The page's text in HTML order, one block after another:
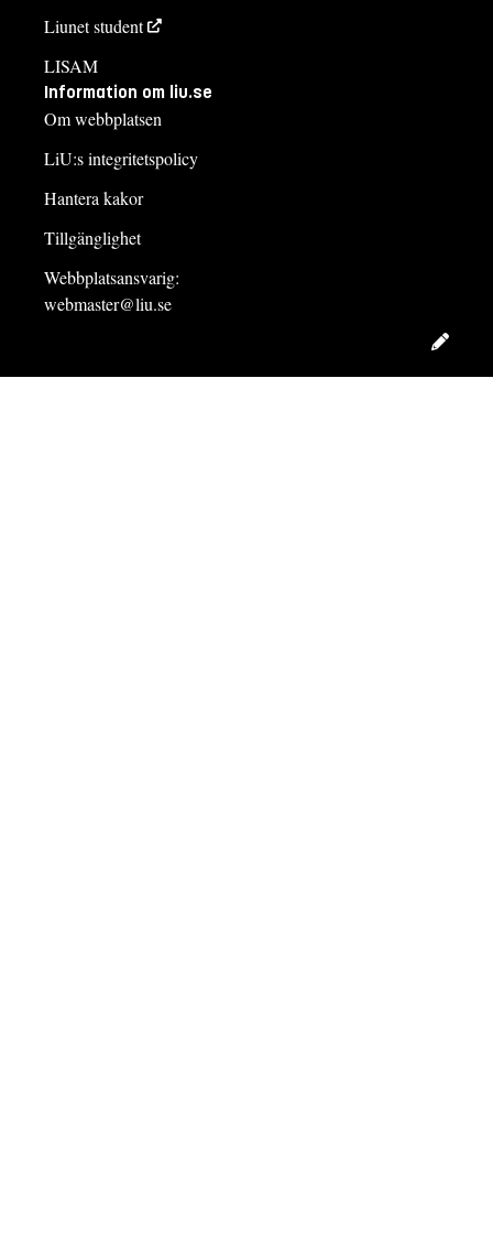
Liunet student
LISAM
Information om liu.se
Om webbplatsen
LiU:s integritetspolicy
Hantera kakor
Tillgänglighet
Webbplatsansvarig:
webmaster@liu.se